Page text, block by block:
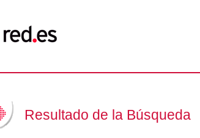
Resultado de la Búsqueda